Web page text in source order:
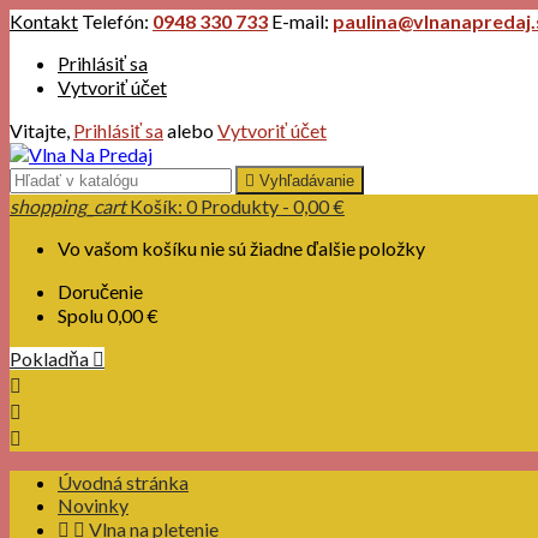
Kontakt Telefón: 0948 330 733 E-mail:
Prihlásiť sa
Vytvoriť účet
Vitajte, Prihlásiť saaleboVytvoriť účet
 Vyhľadávanie
shopping_cart Košík: 0 Produkty - 0,00 €
Vo vašom košíku nie sú žiadne ďalšie položky
Doručenie
Spolu0,00 €
Pokladňa 



Úvodná stránka
Novinky
  Vlna na pletenie